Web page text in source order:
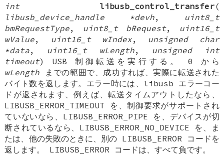
int libusb_control_transfer(
libusb_device_handle *devh, uint8_t
bmRequestType, uint8_t bRequest, uint16_t
wValue, uint16_t wIndex, unsigned char
*data, uint16_t wLength, unsigned int
timeout) USB 制御転送を実行する。 0 から
wLength までの範囲で、成功すれば、実際に転送された
バイト数を返します。エラー時には、libusb エラーコー
ドが返されます、例えば、転送タイムアウトしたなら、
LIBUSB_ERROR_TIMEOUT を、制御要求がサポートされ
ていないなら、LIBUSB_ERROR_PIPE を、デバイスが切
断されているなら、LIBUSB_ERROR_NO_DEVICE を、ま
たは、他の失敗のときに、別の LIBUSB_ERROR コードを
返します。 LIBUSB_ERROR コードは、すべて負です。